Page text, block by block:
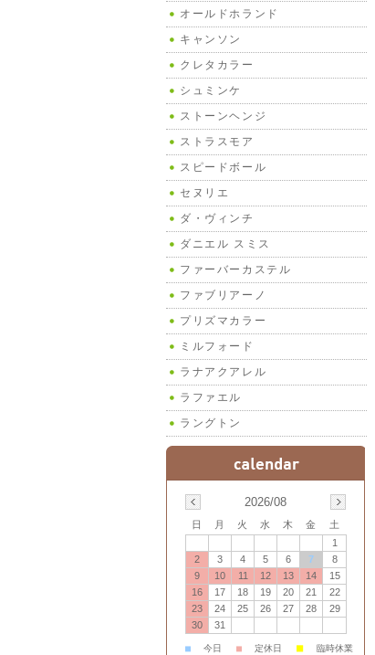
オールドホランド
キャンソン
クレタカラー
シュミンケ
ストーンヘンジ
ストラスモア
スピードボール
セヌリエ
ダ・ヴィンチ
ダニエル スミス
ファーバーカステル
ファブリアーノ
プリズマカラー
ミルフォード
ラナアクアレル
ラファエル
ラングトン
2026/08
日 月 火 水 木 金
土
1
2
3 4 5 6 7
8
9
10 11 12 13 14
15
16
17 18 19 20 21
22
23
24 25 26 27 28
29
30
31
■ 今日 ■ 定休日 ■
臨時休業